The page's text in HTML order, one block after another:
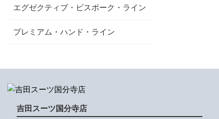
エグゼクティブ・ビスポーク・ライン
プレミアム・ハンド・ライン
吉田スーツ国分寺店